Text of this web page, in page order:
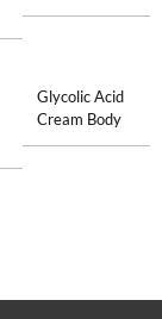
Glycolic Acid
Cream Body